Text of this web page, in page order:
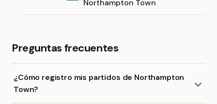
Northampton Town
Preguntas frecuentes
¿Cómo registro mis partidos de Northampton
Town?